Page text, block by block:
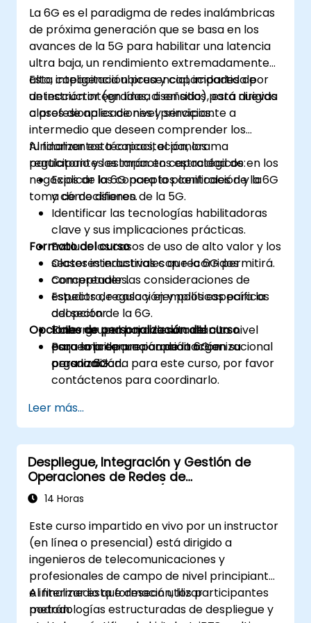
La 6G es el paradigma de redes inalámbricas
de próxima generación que se basa en los
avances de la 5G para habilitar una latencia
ultra baja, un rendimiento extremadamente
alto, inteligencia ubicua y capacidades de
detección integradas, diseñadas para nuevas
clases de aplicaciones y servicios.
Esta capacitación presencial, impartida por
un instructor (en línea o en sitio), está dirigida
a profesionales de nivel principiante a
intermedio que deseen comprender los
fundamentos técnicos, el panorama
regulatorio y los impactos estratégicos en los
negocios de la 6G para la planificación y la
toma de decisiones.
Al finalizar esta capacitación, los
participantes estarán en capacidad de:
Explicar los conceptos centrales de la 6G
y cómo difieren de la 5G.
Identificar las tecnologías habilitadoras
clave y sus implicaciones prácticas.
Evaluar los casos de uso de alto valor y los
sectores industriales que la 6G permitirá.
Comprender las consideraciones de
espectro, regulación y políticas para la
adopción de la 6G.
Elaborar una hoja de ruta de alto nivel
para la preparación de la 6G en su
organización.
Formato del curso
Clases interactivas con recorridos
conceptuales.
Estudios de caso y ejemplos específicos
del sector.
Taller grupal para desarrollar un
esquema de preparación organizacional
para la 6G.
Opciones de personalización del curso
Para solicitar una capacitación
personalizada para este curso, por favor
contáctenos para coordinarlo.
Leer más...
Despliegue, Integración y Gestión de
Operaciones de Redes de
Telecomunicaciones (2G–5G y Wi-Fi
Empresarial)
14 Horas
Este curso impartido en vivo por un instructor
(en línea o presencial) está dirigido a
ingenieros de telecomunicaciones y
profesionales de campo de nivel principiante
e intermedio que desean utilizar
metodologías estructuradas de despliegue y
Al finalizar esta formación, los participantes
podrán: